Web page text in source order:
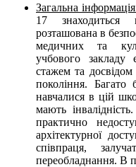
Загальна
17 знаходиться
розташована в
медичних та
учбового
стажем та досвідом
покоління.
навчалися в цій
мають
практично
архітектурної
співпраця,
переобладнання. В